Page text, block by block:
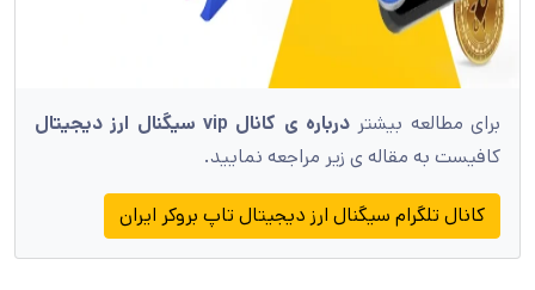
برای مطالعه بیشتر درباره ی کانال vip سیگنال ارز دیجیتال
کافیست به مقاله ی زیر مراجعه نمایید.
کانال تلگرام سیگنال ارز دیجیتال تاپ بروکر ایران